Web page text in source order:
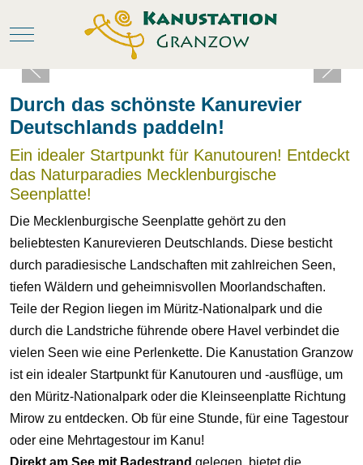
Mobile Menu Toggle
Durch das schönste Kanurevier
Deutschlands paddeln!
Ein idealer Startpunkt für Kanutouren! Entdeckt
das Naturparadies Mecklenburgische
Seenplatte!
Die Mecklenburgische Seenplatte gehört zu den
beliebtesten Kanurevieren Deutschlands. Diese besticht
durch paradiesische Landschaften mit zahlreichen Seen,
tiefen Wäldern und geheimnisvollen Moorlandschaften.
Teile der Region liegen im Müritz-Nationalpark und die
durch die Landstriche führende obere Havel verbindet die
vielen Seen wie eine Perlenkette. Die Kanustation Granzow
ist ein idealer Startpunkt für Kanutouren und -ausflüge, um
den Müritz-Nationalpark oder die Kleinseenplatte Richtung
Mirow zu entdecken. Ob für eine Stunde, für eine Tagestour
oder eine Mehrtagestour im Kanu!
Direkt am See mit Badestrand gelegen, bietet die